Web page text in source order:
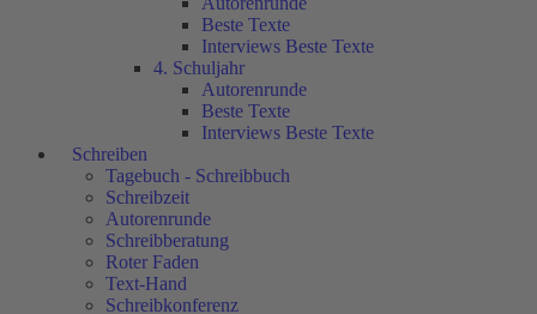
Beste Texte
Interviews Beste Texte
4. Schuljahr
Autorenrunde
Beste Texte
Interviews Beste Texte
Schreiben
Tagebuch - Schreibbuch
Schreibzeit
Autorenrunde
Schreibberatung
Roter Faden
Text-Hand
Schreibkonferenz